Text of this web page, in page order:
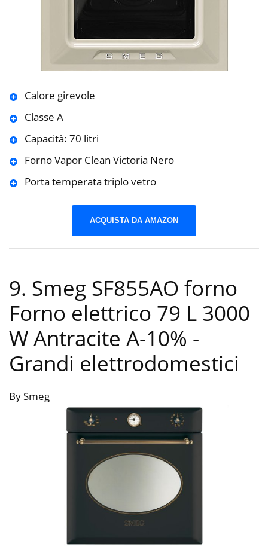
Calore girevole
Classe A
Capacità: 70 litri
Forno Vapor Clean Victoria Nero
Porta temperata triplo vetro
ACQUISTA DA AMAZON
9. Smeg SF855AO forno
Forno elettrico 79 L 3000
W Antracite A-10% -
Grandi elettrodomestici
By Smeg